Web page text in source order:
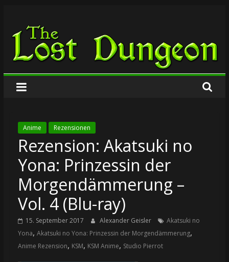
springen
The
Lost
Dungeon
Anime Rezensionen
Rezension: Akatsuki no
Yona: Prinzessin der
Morgendämmerung –
Vol. 4 (Blu-ray)
15. September 2017 Alexander Geisler
Akatsuki no
Yona, Akatsuki no Yona: Prinzessin der Morgendämmerung,
Anime Rezension, KSM, KSM Anime, Studio Pierrot